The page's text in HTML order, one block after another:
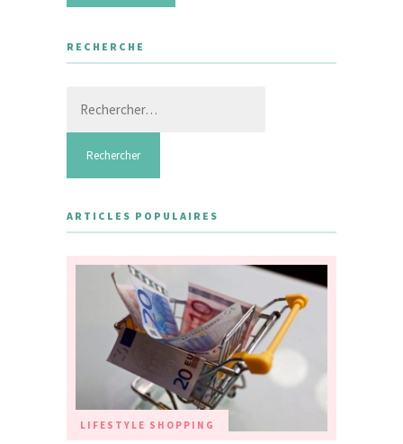
RECHERCHE
ARTICLES POPULAIRES
LIFESTYLE SHOPPING